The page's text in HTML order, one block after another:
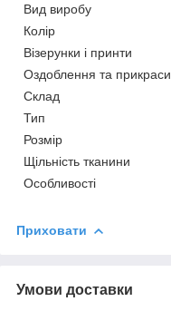
Вид виробу
Колір
Візерунки і принти
Оздоблення та прикраси
Склад
Тип
Розмір
Щільність тканини
Особливості
Приховати
Умови доставки